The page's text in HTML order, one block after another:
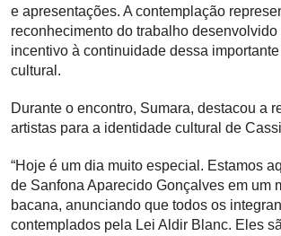
e apresentações. A contemplação
reconhecimento do trabalho
incentivo à continuidade dessa
cultural.
Durante o encontro, Sumara, destacou a
artistas para a identidade cultural de
“Hoje é um dia muito especial. Estamos
de Sanfona Aparecido Gonçalves em um
bacana, anunciando que todos os
contemplados pela Lei Aldir Blanc. Eles